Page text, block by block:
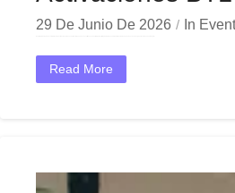
29 De Junio De 2026 In
Read More